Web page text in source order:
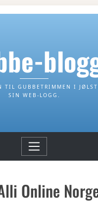
TIL GUBBETRIMMEN I
SIN WEB-LOGG.
Online